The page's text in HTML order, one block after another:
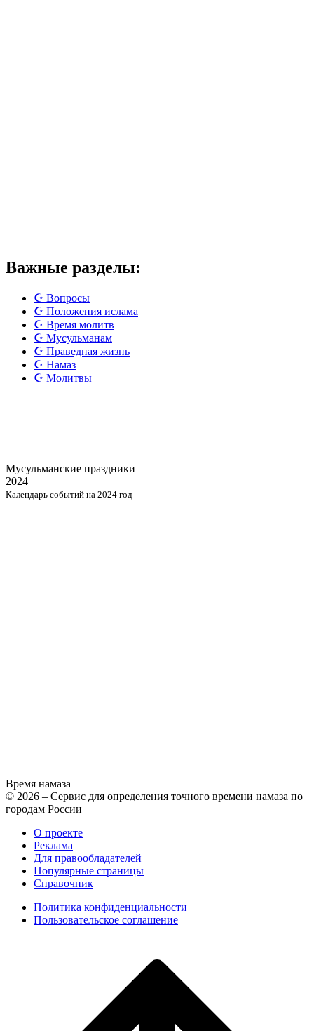
Важные разделы:
☪️ Вопросы
☪️ Положения ислама
☪️ Время молитв
☪️ Мусульманам
☪️ Праведная жизнь
☪️ Намаз
☪️ Молитвы
Мусульманские праздники
2024
Календарь событий на 2024 год
Время намаза
© 2026 – Сервис для определения точного времени намаза по
городам России
О проекте
Реклама
Для правообладателей
Популярные страницы
Справочник
Политика конфиденциальности
Пользовательское соглашение